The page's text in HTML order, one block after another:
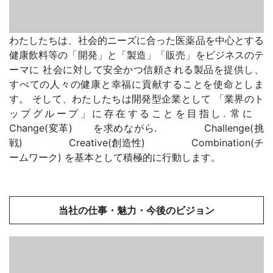
わたしたちは、社会的ニーズに合った医薬品を中心とする
健康飲料等の「開発」と「製造」「販売」をビジネスのテ
ーマに 社会に対して安全かつ信頼される製品を提供し、
すべての人々の健康と幸福に貢献することを使命としま
す。 そして、わたしたちは開発型企業として 「業界のト
ップグループ」に存在することを目指し. 常に
Change(変革) を求めながら. Challenge(挑
戦) Creative(創造性) Combination(チ
ームワーク) を基本として積極的に行動します。
当社の仕事・魅力・今後のビジョン